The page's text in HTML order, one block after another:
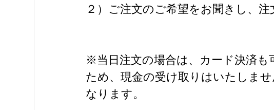
２）ご注文のご希望をお聞きし、注
※当日注文の場合は、カード決済も
ため、現金の受け取りはいたしま
なります。